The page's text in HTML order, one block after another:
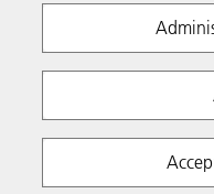
Fortrolighedserklæring